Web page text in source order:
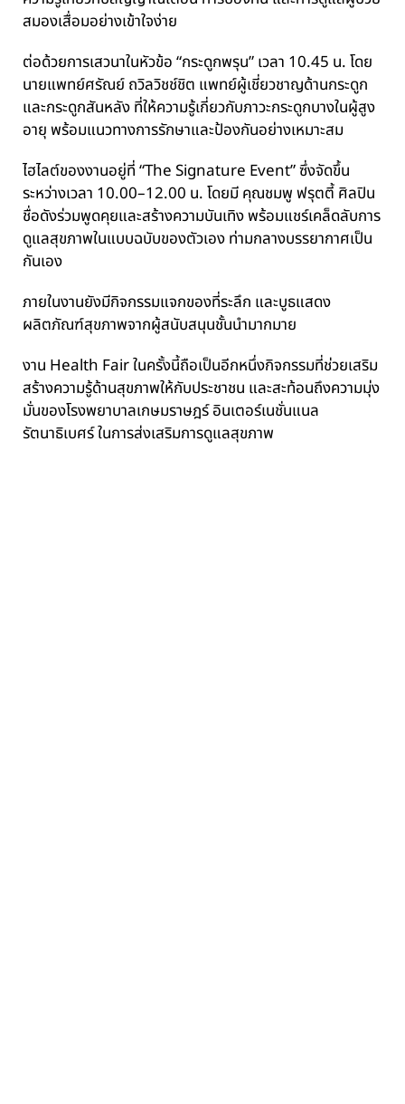
สมองเสื่อมอย่างเข้าใจง่าย
ต่อด้วยการเสวนาในหัวข้อ “กระดูกพรุน” เวลา 10.45 น. โดย
นายแพทย์ศรัณย์ ถวิลวิชช์ชิต แพทย์ผู้เชี่ยวชาญด้านกระดูก
และกระดูกสันหลัง ที่ให้ความรู้เกี่ยวกับภาวะกระดูกบางในผู้สูง
อายุ พร้อมแนวทางการรักษาและป้องกันอย่างเหมาะสม
ไฮไลต์ของงานอยู่ที่ “The Signature Event” ซึ่งจัดขึ้น
ระหว่างเวลา 10.00–12.00 น. โดยมี คุณชมพู ฟรุตตี้ ศิลปิน
ชื่อดังร่วมพูดคุยและสร้างความบันเทิง พร้อมแชร์เคล็ดลับการ
ดูแลสุขภาพในแบบฉบับของตัวเอง ท่ามกลางบรรยากาศเป็น
กันเอง
ภายในงานยังมีกิจกรรมแจกของที่ระลึก และบูธแสดง
ผลิตภัณฑ์สุขภาพจากผู้สนับสนุนชั้นนำมากมาย
งาน Health Fair ในครั้งนี้ถือเป็นอีกหนึ่งกิจกรรมที่ช่วยเสริม
สร้างความรู้ด้านสุขภาพให้กับประชาชน และสะท้อนถึงความมุ่ง
มั่นของโรงพยาบาลเกษมราษฎร์ อินเตอร์เนชั่นแนล
รัตนาธิเบศร์ ในการส่งเสริมการดูแลสุขภาพ